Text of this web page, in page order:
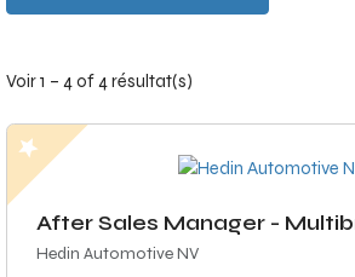
Voir 1 – 4 of 4 résultat(s)
After Sales Manager -
Hedin Automotive NV